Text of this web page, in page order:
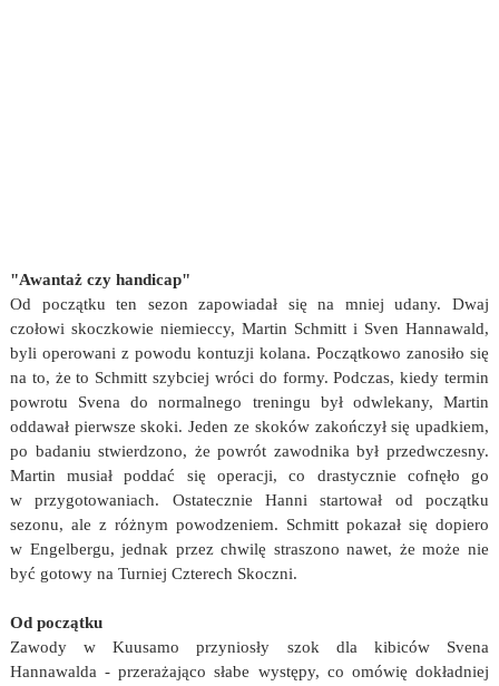
"Awantaż czy handicap"
Od początku ten sezon zapowiadał się na mniej udany. Dwaj
czołowi skoczkowie niemieccy, Martin Schmitt i Sven Hannawald,
byli operowani z powodu kontuzji kolana. Początkowo zanosiło się
na to, że to Schmitt szybciej wróci do formy. Podczas, kiedy termin
powrotu Svena do normalnego treningu był odwlekany, Martin
oddawał pierwsze skoki. Jeden ze skoków zakończył się upadkiem,
po badaniu stwierdzono, że powrót zawodnika był przedwczesny.
Martin musiał poddać się operacji, co drastycznie cofnęło go
w przygotowaniach. Ostatecznie Hanni startował od początku
sezonu, ale z różnym powodzeniem. Schmitt pokazał się dopiero
w Engelbergu, jednak przez chwilę straszono nawet, że może nie
być gotowy na Turniej Czterech Skoczni.
Od początku
Zawody w Kuusamo przyniosły szok dla kibiców Svena
Hannawalda - przerażająco słabe występy, co omówię dokładniej